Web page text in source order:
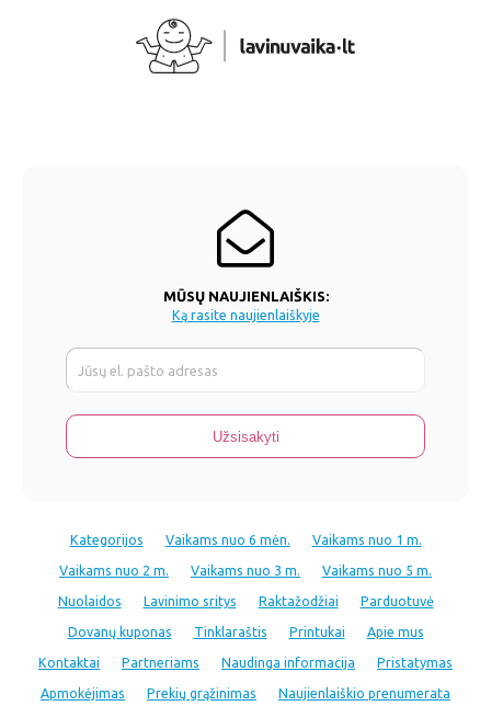
MŪSŲ NAUJIENLAIŠKIS:
Ką rasite naujienlaiškyje
Kategorijos Vaikams nuo 6 mėn.
Vaikams nuo 1 m.
Vaikams nuo 2 m.
Vaikams nuo 3 m.
Vaikams nuo 5 m.
Nuolaidos
Lavinimo sritys Raktažodžiai
Parduotuvė
Dovanų kuponas
Tinklaraštis Printukai
Apie mus
Kontaktai
Partneriams Naudinga informacija
Pristatymas
Apmokėjimas
Prekių grąžinimas Naujienlaiškio prenumerata